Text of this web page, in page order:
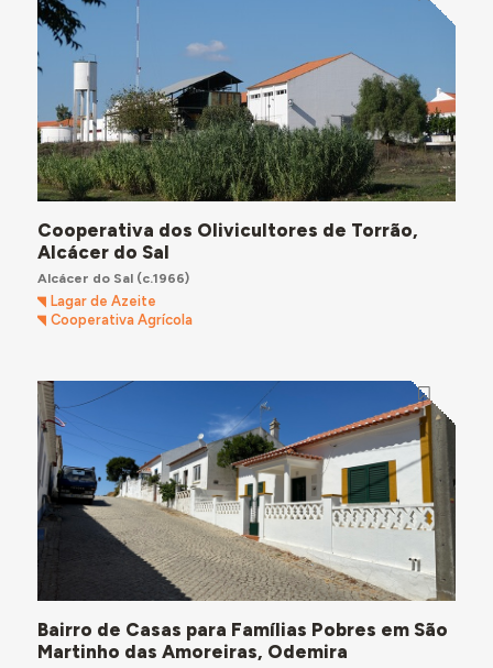
Cooperativa dos Olivicultores de Torrão,
Alcácer do Sal
Alcácer do Sal(c.1966)
Lagar de Azeite
Cooperativa Agrícola
Bairro de Casas para Famílias Pobres em São
Martinho das Amoreiras, Odemira